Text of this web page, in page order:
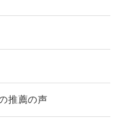
推薦の声